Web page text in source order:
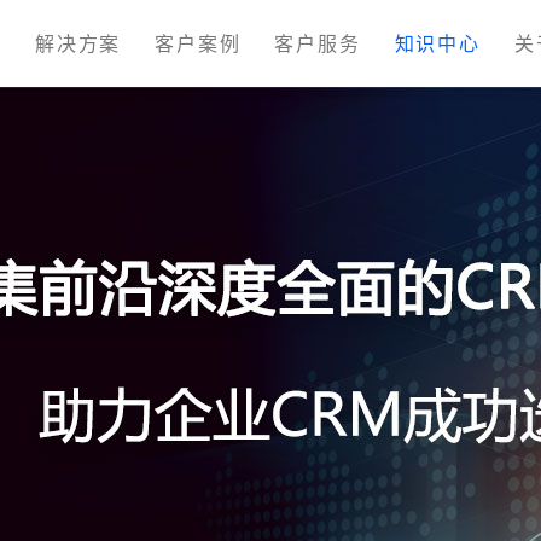
解决方案 客户案例 客户服务 知识中心 关